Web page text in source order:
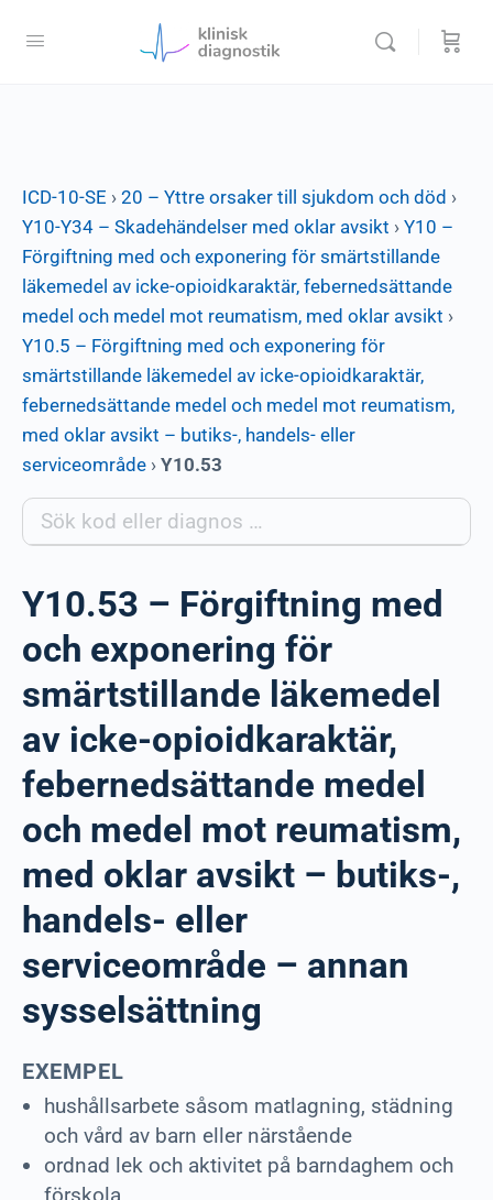
ICD-10-SE › 20 – Yttre orsaker till sjukdom och död ›
Y10-Y34 – Skadehändelser med oklar avsikt › Y10 –
Förgiftning med och exponering för smärtstillande
läkemedel av icke-opioidkaraktär, febernedsättande
medel och medel mot reumatism, med oklar avsikt ›
Y10.5 – Förgiftning med och exponering för
smärtstillande läkemedel av icke-opioidkaraktär,
febernedsättande medel och medel mot reumatism,
med oklar avsikt – butiks-, handels- eller
serviceområde › Y10.53
Y10.53 – Förgiftning med
och exponering för
smärtstillande läkemedel
av icke-opioidkaraktär,
febernedsättande medel
och medel mot reumatism,
med oklar avsikt – butiks-,
handels- eller
serviceområde – annan
sysselsättning
EXEMPEL
hushållsarbete såsom matlagning, städning
och vård av barn eller närstående
ordnad lek och aktivitet på barndaghem och